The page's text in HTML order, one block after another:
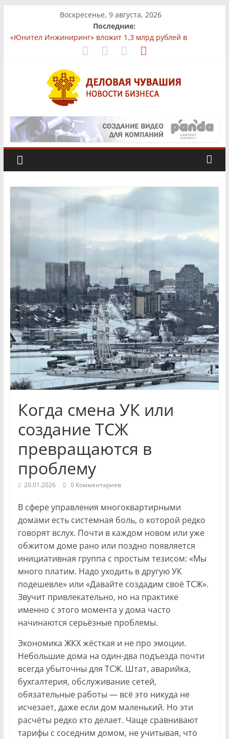
content
Воскресенье, 9 августа, 2026
Последние:
«Юнител Инжиниринг» вложит 1,3 млрд рублей в
производство в Чебоксарах
На рынках Чувашии выявили нарушения при продаже
Бизнес-парк «КУБ»: всё для роста в одной локации
Фермер из Чувашии увеличит производство
африканского сома втрое
Деловая
Чувашия.
Новости
бизнеса
и
экономики
Новости
Чувашской
Республики
и
Чебоксар.
События
и
происшествия,
интервью,
Когда смена УК или
создание ТСЖ
превращаются в
проблему
20.01.2026 0 Комментариев
В сфере управления многоквартирными
домами есть системная боль, о которой редко
говорят вслух. Почти в каждом новом или уже
обжитом доме рано или поздно появляется
инициативная группа с простым тезисом: «Мы
много платим. Надо уходить в другую УК
подешевле» или «Давайте создадим своё ТСЖ».
Звучит привлекательно, но на практике
именно с этого момента у дома часто
начинаются серьёзные проблемы.
Экономика ЖКХ жёсткая и не про эмоции.
Небольшие дома на один-два подъезда почти
всегда убыточны для ТСЖ. Штат, аварийка,
бухгалтерия, обслуживание сетей,
обязательные работы — всё это никуда не
исчезает, даже если дом маленький. Но эти
расчёты редко кто делает. Чаще сравнивают
тарифы с соседним домом, не учитывая, что